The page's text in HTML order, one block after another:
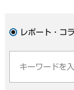
レポート・コ